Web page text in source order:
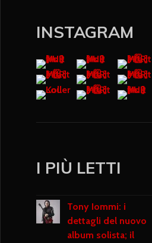
INSTAGRAM
I PIÙ LETTI
Tony Iommi: i
dettagli del nuovo
album solista; il